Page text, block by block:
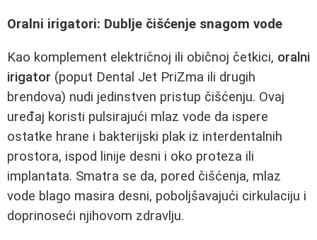
Oralni irigatori: Dublje čišćenje snagom vode
Kao komplement električnoj ili običnoj četkici, oralni
irigator (poput Dental Jet PriZma ili drugih
brendova) nudi jedinstven pristup čišćenju. Ovaj
uređaj koristi pulsirajući mlaz vode da ispere
ostatke hrane i bakterijski plak iz interdentalnih
prostora, ispod linije desni i oko proteza ili
implantata. Smatra se da, pored čišćenja, mlaz
vode blago masira desni, poboljšavajući cirkulaciju i
doprinoseći njihovom zdravlju.